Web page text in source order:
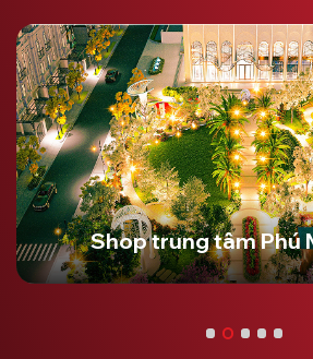
Shop trung tâm Phú